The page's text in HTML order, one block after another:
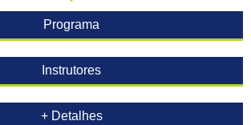
Programa
Instrutores
+ Detalhes